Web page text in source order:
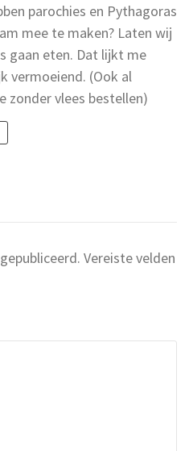
parochies en Pythagoras
mee te maken? Laten wij
gaan eten. Dat lijkt me
vermoeiend. (Ook al
zonder vlees bestellen)
Vereiste velden